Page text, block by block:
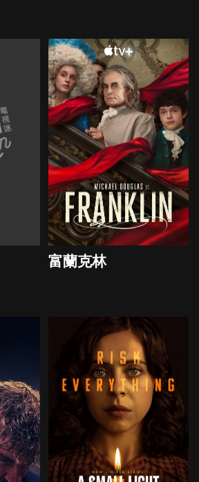
富蘭克林